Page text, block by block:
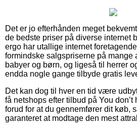
Det er jo efterhånden meget
de bedste priser på diverse internet
ergo har utallige internet
formindske salgspriserne på mange
babyer og børn, og ligeså til herrer
endda nogle gange tilbyde gratis
Det kan dog til hver en tid være
få netshops efter tilbud på You
forud for at du gennemfører dit køb,
garanteret at modtage den mest